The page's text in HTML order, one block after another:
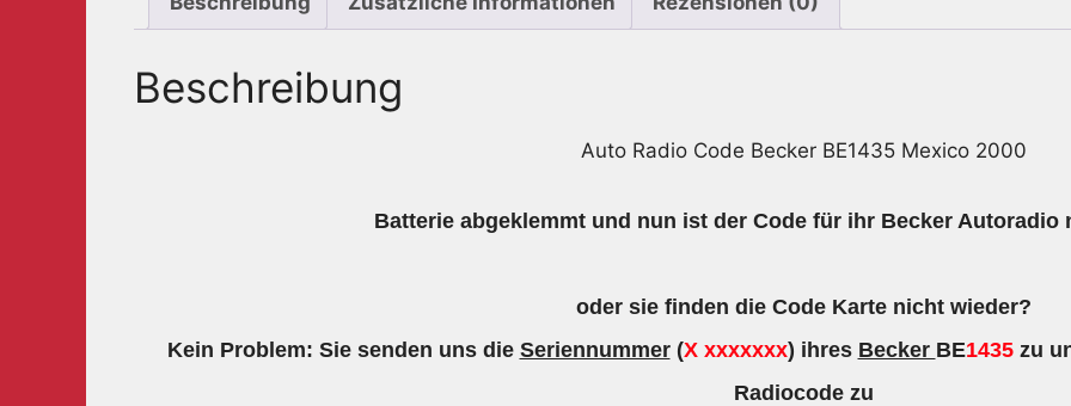
Beschreibung
Auto Radio Code Becker BE1435 Mexico 2000
Batterie abgeklemmt und nun ist der Code für ihr Becker Autoradio
oder sie finden die Code Karte nicht wieder?
Kein Problem: Sie senden uns die Seriennummer(X xxxxxxx) ihres Becker BE1435zu
Radiocode zu